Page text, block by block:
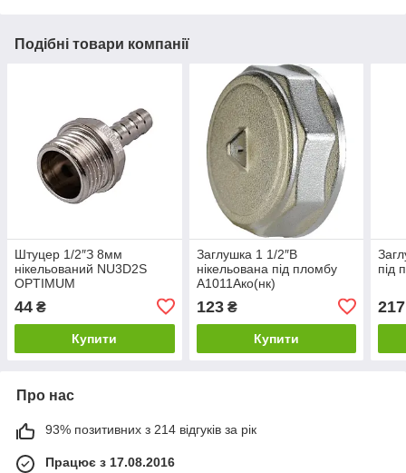
Подібні товари компанії
Штуцер 1/2″З 8мм
нікельований NU3D2S
OPTIMUM
44 ₴
Купити
Заглушка 1 1/2″В
нікельована під пломбу
А1011Ако(нк)
123₴
Купити
під
217
Про нас
93% позитивних з 214 відгуків за рік
Працює з 17.08.2016